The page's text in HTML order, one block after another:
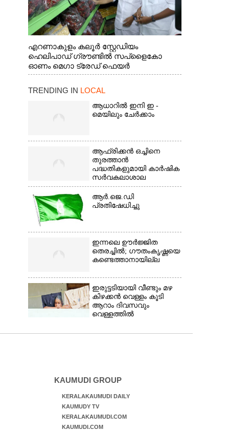
എറണാകുളം കലൂർ സ്റ്റേഡിയം
ഹെലിപാഡ് ഗ്രൗണ്ടിൽ സപ്ളൈകോ
ഓണം മെഗാ ട്രേഡ് ഫെയർ
സംസ്ഥാനതല ഉദ്ഘാടനം നിർവഹിച്ച്
സതീശൻ. മന്ത്രി അനൂപ് ജേക്കബ് സമീപം
TRENDING IN LOCAL
ആധാറിൽ ഇനി ഇ -
മെയിലും ചേർക്കാം
ആഫ്രിക്കൻ ഒച്ചിനെ
തുരത്താൻ
പദ്ധതികളുമായി കാർഷിക
സർവകലാശാല
ആർ.ജെ.ഡി
പ്രതിഷേധിച്ചു
ഇന്നലെ ഊർജ്ജിത
തെരച്ചിൽ; ഗൗതംകൃഷ്ണയെ
കണ്ടെത്താനായില്ല
ഇരുട്ടടിയായി വീണ്ടും മഴ
കിഴക്കൻ വെള്ളം കൂടി
ആറാം ദിവസവും
വെള്ളത്തിൽ
KAUMUDI GROUP
KERALAKAUMUDI DAILY
KAUMUDY TV
KERALAKAUMUDI.COM
KAUMUDI.COM